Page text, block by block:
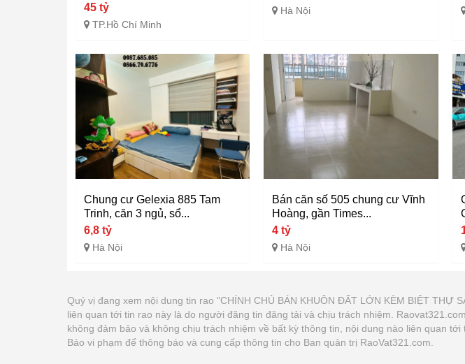
45 tỷ
TP.Hồ Chí Minh
Hà Nội
Chung cư Gelexia 885 Tam
Trinh, căn 3 ngủ, sổ...
6,8 tỷ
Hà Nội
Bán căn số 505 chung cư Vĩnh
Hoàng, gần Times...
4 tỷ
Hà Nội
Quý vị đang xem nội dung tin rao "CHÍNH CHỦ BÁN KHUÔN ĐẤT LỚN KÈM BIỆT THỰ
liên quan tới tin rao này là do người đăng tin đăng tải và chịu trách nhiệm.
không đảm bảo và không chịu trách nhiệm về bất kỳ thông tin, nội dung nào liên quan
Báo vi phạm để thông báo và cung cấp thông tin cho Ban quản trị RaoVat321.com.